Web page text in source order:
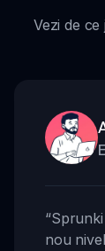
Vezi de
“
nou